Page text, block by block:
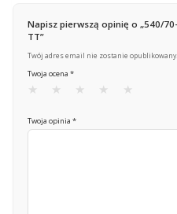
Napisz pierwszą opinię o „540/70-
TT”
Twój adres email nie zostanie opublikowany.
Twoja ocena *
Twoja opinia *